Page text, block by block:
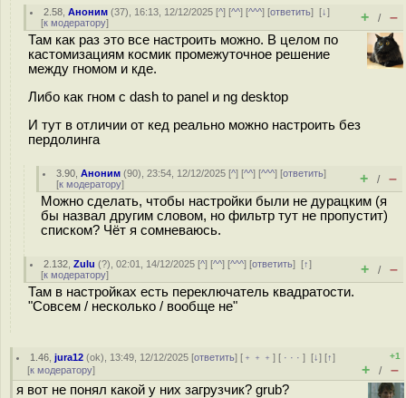
2.58 ,Аноним (37), 16:13, 12/12/2025 [^] [^^] [^^^] [ответить][↓]
[к модератору] + / –
Там как раз это все настроить можно. В целом по
кастомизациям космик промежуточное решение
между гномом и кде.
Либо как гном с dash to panel и ng desktop
И тут в отличии от кед реально можно настроить без
пердолинга
3.90 ,Аноним (90), 23:54, 12/12/2025 [^] [^^] [^^^] [ответить]
[к модератору] + / –
Можно сделать, чтобы настройки были не дурацким (я
бы назвал другим словом, но фильтр тут не пропустит)
списком? Чёт я сомневаюсь.
2.132 ,Zulu (?), 02:01, 14/12/2025 [^] [^^] [^^^] [ответить][↑]
[к модератору] + / –
Там в настройках есть переключатель квадратости.
"Совсем / несколько / вообще не"
1.46 ,jura12 (ok), 13:49, 12/12/2025 [ответить] [ ﹢﹢﹢] [ · · ·][↓] [↑]
[к модератору]
+1
+ / –
я вот не понял какой у них загрузчик? grub?